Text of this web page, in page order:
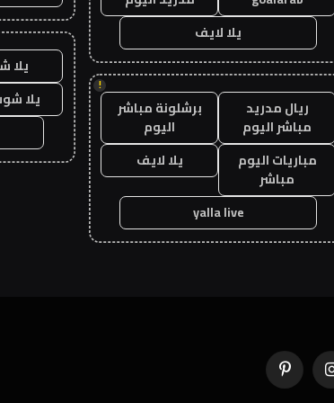
يلا لايف
!
ريال مدريد
مباشر اليوم
برشلونة مباشر
اليوم
مباريات اليوم
مباشر
يلا لايف
yalla live
يلا
يلا
الانستغرامبينتيريست